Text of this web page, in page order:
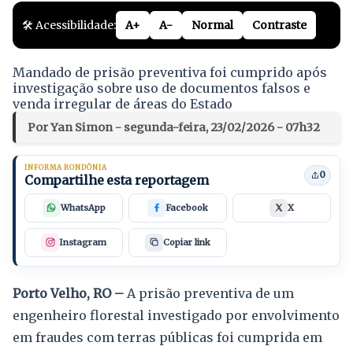
🛠️ Acessibilidade: A+ A- Normal Contraste
Mandado de prisão preventiva foi cumprido após
investigação sobre uso de documentos falsos e
venda irregular de áreas do Estado
Por Yan Simon - segunda-feira, 23/02/2026 - 07h32
INFORMA RONDÔNIA
Compartilhe esta reportagem 0
WhatsApp Facebook X
Instagram Copiar link
Porto Velho, RO – A prisão preventiva de um
engenheiro florestal investigado por envolvimento
em fraudes com terras públicas foi cumprida em